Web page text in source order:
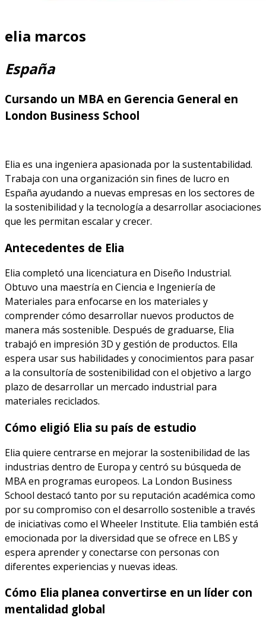
elia marcos
España
Cursando un MBA en Gerencia General en
London Business School
Elia es una ingeniera apasionada por la sustentabilidad.
Trabaja con una organización sin fines de lucro en
España ayudando a nuevas empresas en los sectores de
la sostenibilidad y la tecnología a desarrollar asociaciones
que les permitan escalar y crecer.
Antecedentes de Elia
Elia completó una licenciatura en Diseño Industrial.
Obtuvo una maestría en Ciencia e Ingeniería de
Materiales para enfocarse en los materiales y
comprender cómo desarrollar nuevos productos de
manera más sostenible. Después de graduarse, Elia
trabajó en impresión 3D y gestión de productos. Ella
espera usar sus habilidades y conocimientos para pasar
a la consultoría de sostenibilidad con el objetivo a largo
plazo de desarrollar un mercado industrial para
materiales reciclados.
Cómo eligió Elia su país de estudio
Elia quiere centrarse en mejorar la sostenibilidad de las
industrias dentro de Europa y centró su búsqueda de
MBA en programas europeos. La London Business
School destacó tanto por su reputación académica como
por su compromiso con el desarrollo sostenible a través
de iniciativas como el Wheeler Institute. Elia también está
emocionada por la diversidad que se ofrece en LBS y
espera aprender y conectarse con personas con
diferentes experiencias y nuevas ideas.
Cómo Elia planea convertirse en un líder con
mentalidad global